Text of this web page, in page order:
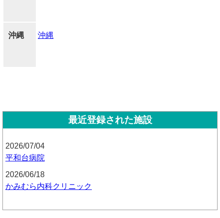
沖縄 沖縄
最近登録された施設
2026/07/04
平和台病院
2026/06/18
かみむら内科クリニック